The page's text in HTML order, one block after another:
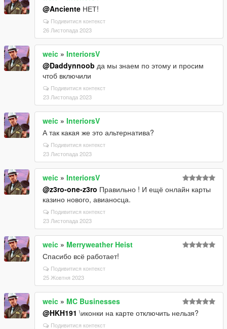
@Anciente НЕТ!
Подивитися контекст
26 Листопада 2023
weic » InteriorsV
@Daddynnoob да мы знаем по этому и просим
чтоб включили
Подивитися контекст
23 Листопада 2023
weic » InteriorsV
А так какая же это альтернатива?
Подивитися контекст
23 Листопада 2023
weic » InteriorsV
@z3ro-one-z3ro Правильно ! И ещё онлайн карты
казино нового, авианосца.
Подивитися контекст
23 Листопада 2023
weic » Merryweather Heist
Спасибо всё работает!
Подивитися контекст
25 Жовтня 2023
weic » MC Businesses
@HKH191 \иконки на карте отключить нельзя?
Подивитися контекст